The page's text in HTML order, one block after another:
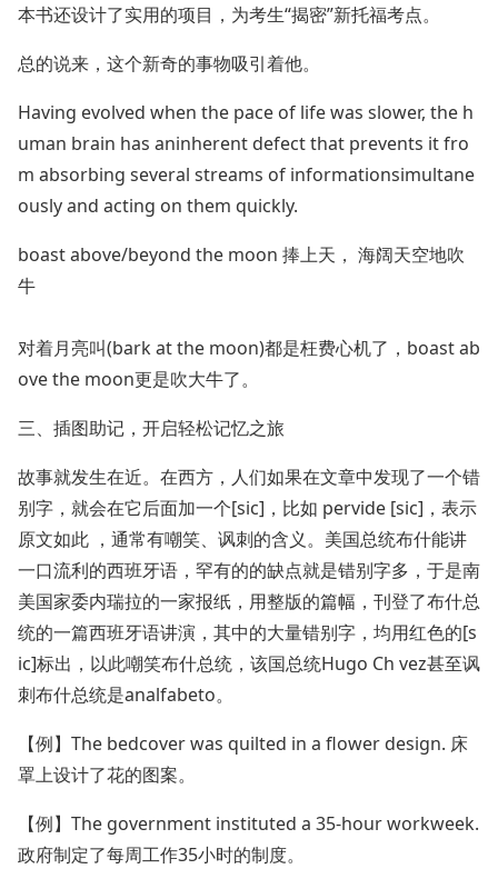
本书还设计了实用的项目，为考生“揭密”新托福考点。
总的说来，这个新奇的事物吸引着他。
Having evolved when the pace of life was slower, the h
uman brain has aninherent defect that prevents it fro
m absorbing several streams of informationsimultane
ously and acting on them quickly.
boast above/beyond the moon 捧上天， 海阔天空地吹
牛
对着月亮叫(bark at the moon)都是枉费心机了，boast ab
ove the moon更是吹大牛了。
三、插图助记，开启轻松记忆之旅
故事就发生在近。在西方，人们如果在文章中发现了一个错
别字，就会在它后面加一个[sic]，比如 pervide [sic]，表示
原文如此 ，通常有嘲笑、讽刺的含义。美国总统布什能讲
一口流利的西班牙语，罕有的的缺点就是错别字多，于是南
美国家委内瑞拉的一家报纸，用整版的篇幅，刊登了布什总
统的一篇西班牙语讲演，其中的大量错别字，均用红色的[s
ic]标出，以此嘲笑布什总统，该国总统Hugo Ch vez甚至讽
刺布什总统是analfabeto。
【例】The bedcover was quilted in a flower design. 床
罩上设计了花的图案。
【例】The government instituted a 35-hour workweek.
政府制定了每周工作35小时的制度。